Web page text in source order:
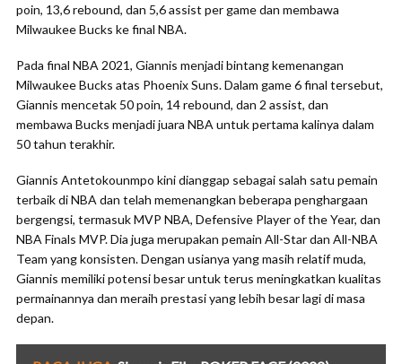
poin, 13,6 rebound, dan 5,6 assist per game dan membawa
Milwaukee Bucks ke final NBA.
Pada final NBA 2021, Giannis menjadi bintang kemenangan
Milwaukee Bucks atas Phoenix Suns. Dalam game 6 final tersebut,
Giannis mencetak 50 poin, 14 rebound, dan 2 assist, dan
membawa Bucks menjadi juara NBA untuk pertama kalinya dalam
50 tahun terakhir.
Giannis Antetokounmpo kini dianggap sebagai salah satu pemain
terbaik di NBA dan telah memenangkan beberapa penghargaan
bergengsi, termasuk MVP NBA, Defensive Player of the Year, dan
NBA Finals MVP. Dia juga merupakan pemain All-Star dan All-NBA
Team yang konsisten. Dengan usianya yang masih relatif muda,
Giannis memiliki potensi besar untuk terus meningkatkan kualitas
permainannya dan meraih prestasi yang lebih besar lagi di masa
depan.